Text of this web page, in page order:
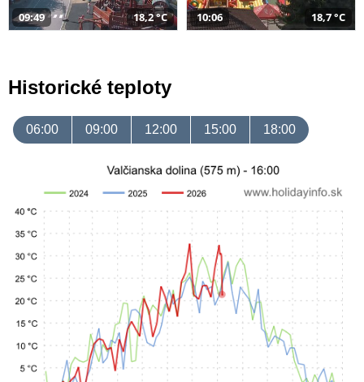
09:49 18,2 °C 10:06 18,7 °C
Historické teploty
06:00 09:00 12:00 15:00 18:00